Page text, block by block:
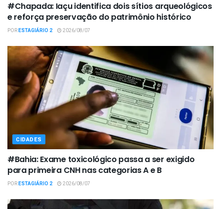
#Chapada: Iaçu identifica dois sítios arqueológicos
e reforça preservação do patrimônio histórico
PORESTAGIÁRIO 2 2026/08/07
CIDADES
#Bahia: Exame toxicológico passa a ser exigido
para primeira CNH nas categorias A e B
PORESTAGIÁRIO 2 2026/08/07